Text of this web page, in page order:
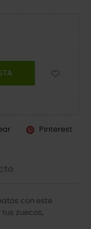
Pinterest
con este
zuecos,